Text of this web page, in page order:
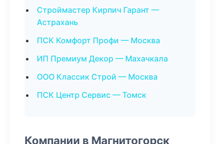
Строймастер Кирпич Гарант —
Астрахань
ПСК Комфорт Профи — Москва
ИП Премиум Декор — Махачкала
ООО Классик Строй — Москва
ПСК Центр Сервис — Томск
Компании в Магнитогорск